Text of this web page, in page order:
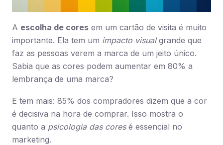
A escolha de cores em um cartão de visita é muito
importante. Ela tem um impacto visualgrande que
faz as pessoas verem a marca de um jeito único.
Sabia que as cores podem aumentar em 80% a
lembrança de uma marca?
E tem mais: 85% dos compradores dizem que a cor
é decisiva na hora de comprar. Isso mostra o
quanto a psicologia das coresé essencial no
marketing.